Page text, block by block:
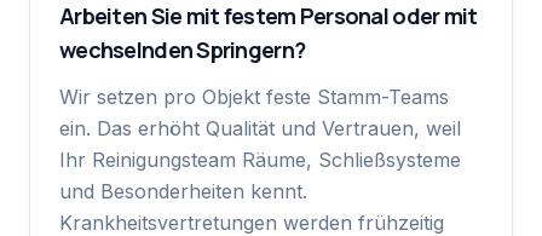
Arbeiten Sie mit festem Personal oder mit
wechselnden Springern?
Wir setzen pro Objekt feste Stamm-Teams
ein. Das erhöht Qualität und Vertrauen, weil
Ihr Reinigungsteam Räume, Schließsysteme
und Besonderheiten kennt.
Krankheitsvertretungen werden frühzeitig